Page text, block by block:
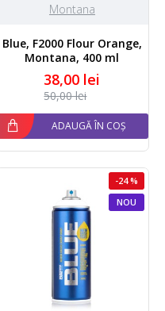
Montana
Blue, F2000 Flour Orange,
Montana, 400 ml
38,00 lei
50,00 lei
ADAUGĂ ÎN COȘ
NOU
-24 %